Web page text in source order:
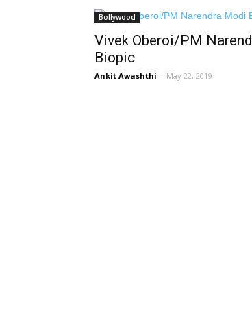
Bollywood
Vivek Oberoi/PM
Biopic
Ankit Awashthi - May 22, 2019